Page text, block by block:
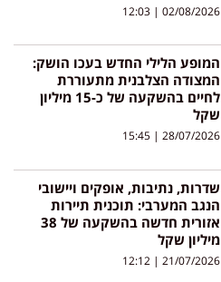
02/08/2026
המופע הלילי החדש בעכו הושק:
המצודה הצלבנית מתעוררת
לחיים בהשקעה של כ-15 מיליון
שקל
28/07/2026
שדרות, נתיבות, אופקים ויישובי
הנגב המערבי: תוכנית תיירות
אזורית חדשה בהשקעה של 38
מיליון שקל
21/07/2026